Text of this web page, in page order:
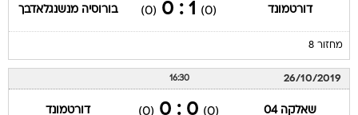
דורטמונד (0)
1 : 0
(0) בורוסיה מנשנגלאדבך
מחזור 8
26/10/2019
16:30
שאלקה 04 (0)
0 : 0
(0) דורטמונד